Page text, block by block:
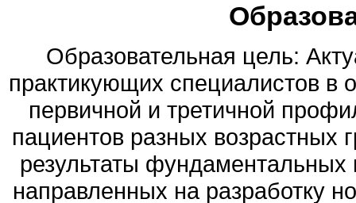
Образовательная цель:
практикующих специалистов в
первичной и третичной
пациентов разных возрастных
результаты фундаментальных
направленных на разработку